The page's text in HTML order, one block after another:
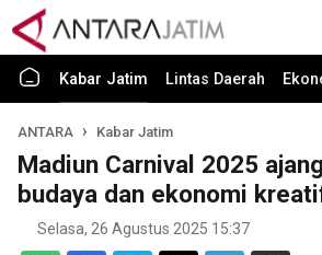
Kabar Jatim Lintas Daerah
ANTARA Kabar Jatim
Madiun Carnival 2025
budaya dan ekonomi
Selasa, 26 Agustus 2025 15:37